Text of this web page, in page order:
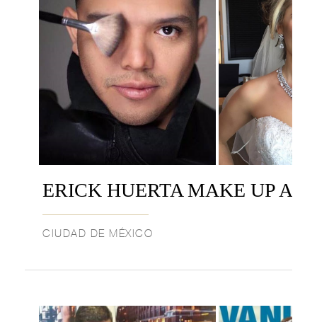
ERICK HUERTA MAKE UP
CIUDAD DE MÉXICO